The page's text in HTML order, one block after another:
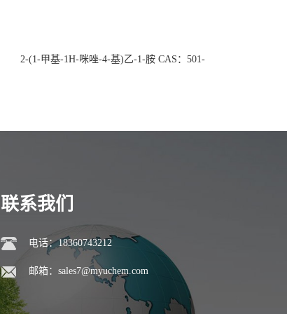
2-(1-甲基-1H-咪唑-4-基)乙-1-胺 CAS：501-
联系我们
电话：18360743212
邮箱： sales7@myuchem.com